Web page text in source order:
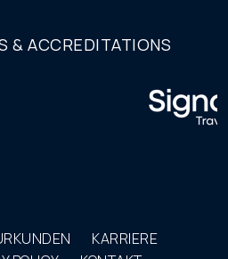
& ACCREDITATIONS
KARRIERE